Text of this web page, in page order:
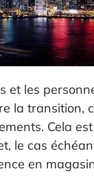
et les
la
Cela
le cas
en